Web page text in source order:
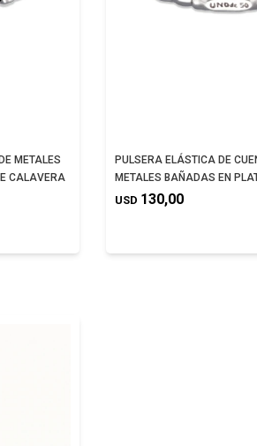
METALES
CALAVERA
PULSERA ELÁSTICA DE
METALES BAÑADAS EN
USD 130,00